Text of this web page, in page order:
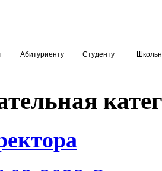
Абитуриенту Студенту